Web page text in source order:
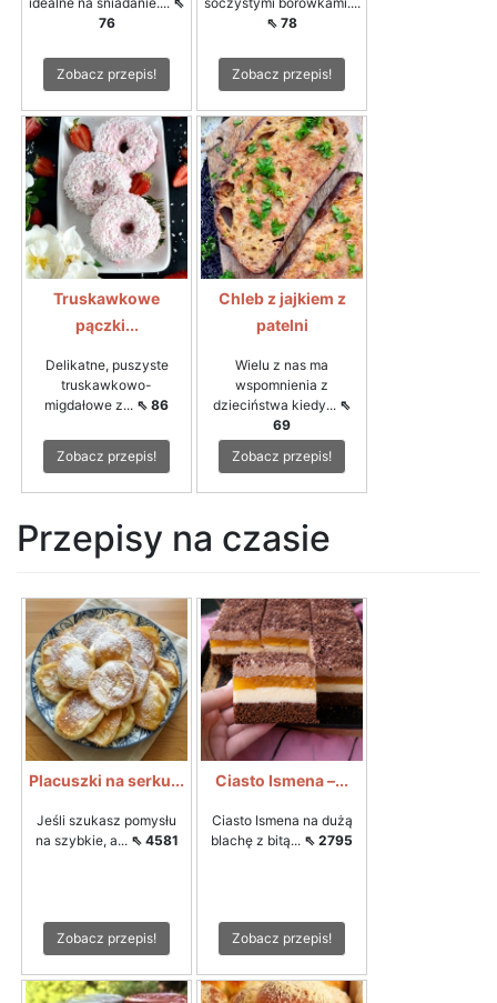
76
Zobacz przepis!
⇖ 78
Zobacz przepis!
Truskawkowe
pączki...
Delikatne, puszyste
truskawkowo-
migdałowe z... ⇖ 86
Zobacz przepis!
Chleb z jajkiem z
patelni
Wielu z nas ma
wspomnienia z
dzieciństwa kiedy... ⇖
69
Zobacz przepis!
Przepisy na czasie
Placuszki na serku...
Jeśli szukasz pomysłu
na szybkie, a... ⇖ 4581
Zobacz przepis!
Ciasto Ismena –...
Ciasto Ismena na dużą
blachę z bitą... ⇖ 2795
Zobacz przepis!